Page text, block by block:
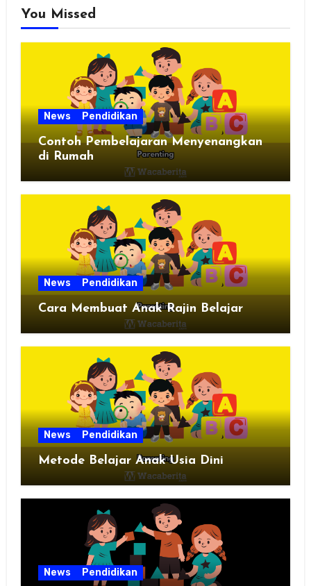
You Missed
News Pendidikan
Contoh Pembelajaran Menyenangkan
di Rumah
News Pendidikan
Cara Membuat Anak Rajin Belajar
News Pendidikan
Metode Belajar Anak Usia Dini
News Pendidikan